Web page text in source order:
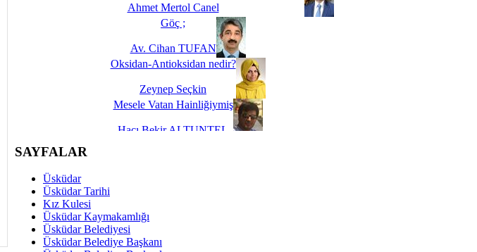
Ahmet Mertol Canel
Göç ;
Av. Cihan TUFAN
Oksidan-Antioksidan nedir?
Zeynep Seçkin
Mesele Vatan Hainliğiymiş
Hacı Bekir ALTUNTEL
Dünya Fani, Ama Kısa Bir Süre De Olsa Burdayız
Savaş ŞENEL
Hukukun Adaleti Kalmadı Üstadım!
SAYFALAR
Üsküdar
Üsküdar Tarihi
Kız Kulesi
Üsküdar Kaymakamlığı
Üsküdar Belediyesi
Üsküdar Belediye Başkanı